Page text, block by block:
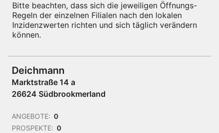
Bitte beachten, dass sich die jeweiligen Öffnungs-
Regeln der einzelnen Filialen nach den lokalen
Inzidenzwerten richten und sich täglich verändern
können.
Deichmann
Marktstraße 14 a
26624 Südbrookmerland
ANGEBOTE: 0
PROSPEKTE: 0